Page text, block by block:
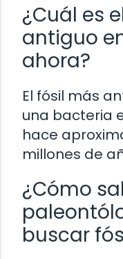
¿Cuál es
antiguo
ahora?
El fósil más
una bacteria
hace
millones de
¿Cómo
buscar